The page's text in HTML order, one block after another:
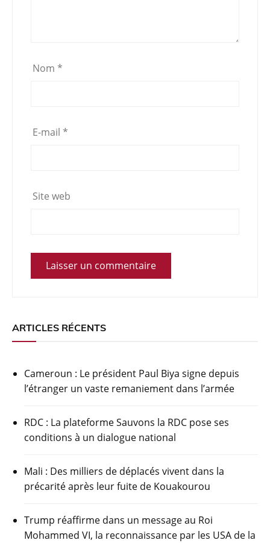
Nom *
E-mail *
Site web
ARTICLES RÉCENTS
Cameroun : Le président Paul Biya signe depuis
l’étranger un vaste remaniement dans l’armée
RDC : La plateforme Sauvons la RDC pose ses
conditions à un dialogue national
Mali : Des milliers de déplacés vivent dans la
précarité après leur fuite de Kouakourou
Trump réaffirme dans un message au Roi
Mohammed VI, la reconnaissance par les USA de la